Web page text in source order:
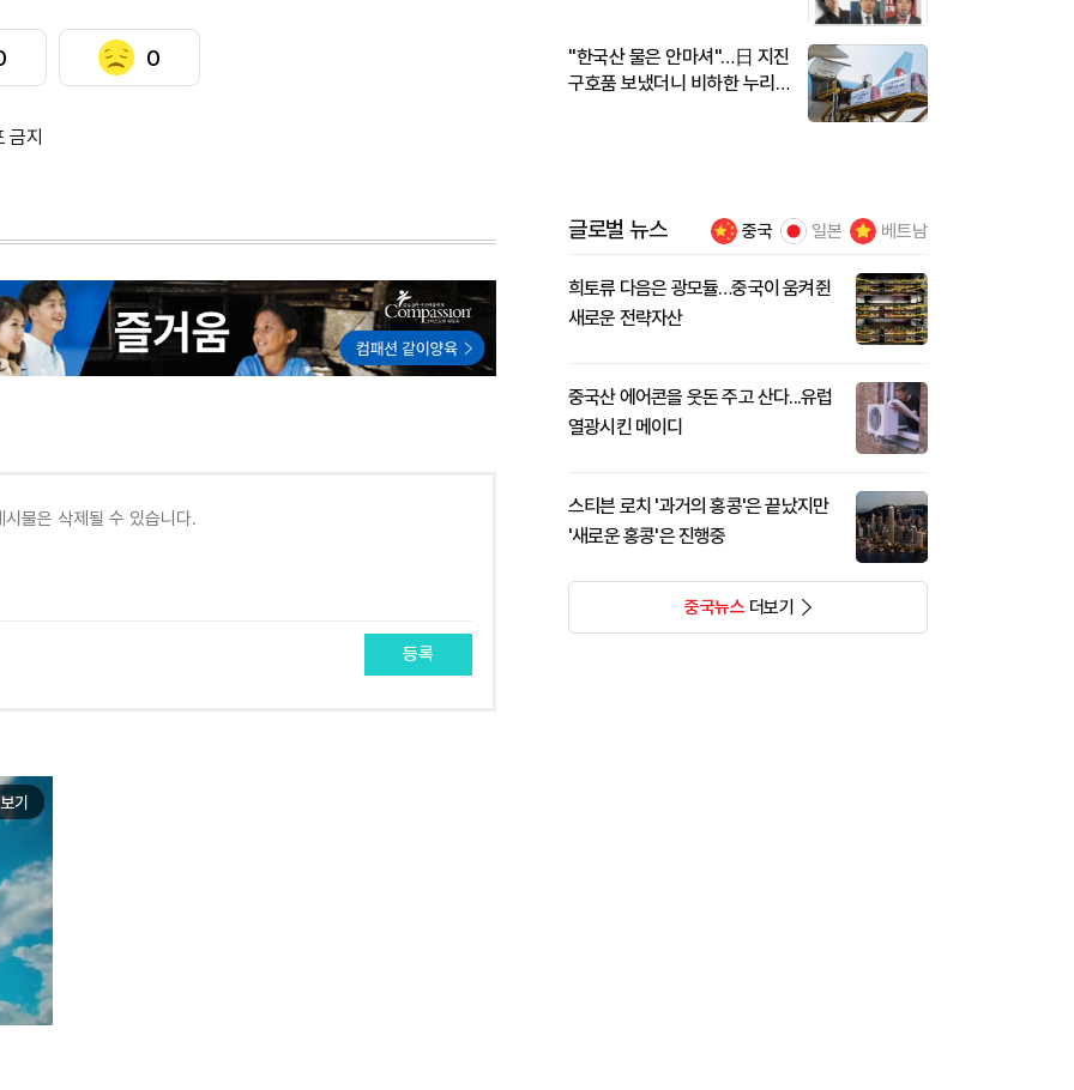
0
금지
등록
기
"한국산 물은 안마셔"…日 지진
구호품 보냈더니 비하한 누리
글로벌 뉴스 중국 일본 베트남
희토류 다음은 광모듈…중국이 움켜쥔
새로운 전략자산
중국산 에어콘을 웃돈 주고 산다...유럽
열광시킨 메이디
스티븐 로치 '과거의 홍콩'은 끝났지만
'새로운 홍콩'은 진행중
중국뉴스더보기